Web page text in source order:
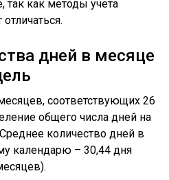
как методы учета
дней в месяце
соответствующих 26
общего числа дней на
количество дней в
календарю – 30,44 дня